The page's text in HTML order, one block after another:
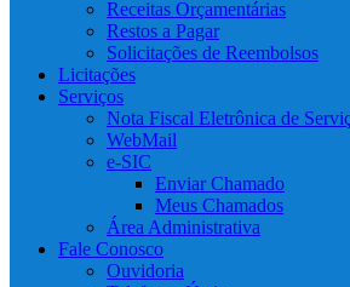
Receitas Orçamentárias
Restos a Pagar
Solicitações de Reembolsos
Licitações
Serviços
Nota Fiscal Eletrônica de
WebMail
e-SIC
Enviar Chamado
Meus Chamados
Área Administrativa
Fale Conosco
Ouvidoria